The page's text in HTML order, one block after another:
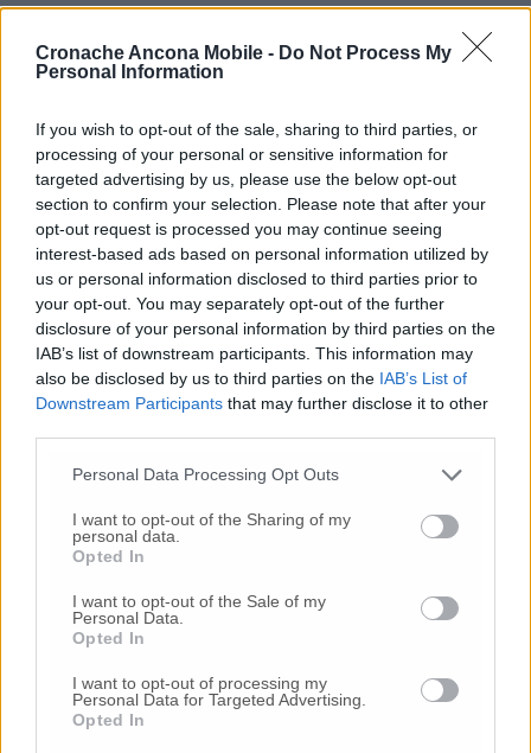
Cronache Ancona Mobile - Do Not Process My
Personal Information
If you wish to opt-out of the sale, sharing to third parties, or
processing of your personal or sensitive information for
targeted advertising by us, please use the below opt-out
section to confirm your selection. Please note that after your
opt-out request is processed you may continue seeing
interest-based ads based on personal information utilized by
us or personal information disclosed to third parties prior to
your opt-out. You may separately opt-out of the further
disclosure of your personal information by third parties on the
IAB’s list of downstream participants. This information may
also be disclosed by us to third parties on the IAB’s List of
Downstream Participants that may further disclose it to other
Personal Data Processing Opt Outs
I want to opt-out of the Sharing of my
personal data.
Opted In
I want to opt-out of the Sale of my
Personal Data.
Opted In
I want to opt-out of processing my
Personal Data for Targeted Advertising.
Opted In
arbusti lungo tutta Via Giovanni XXIII, Piazza
del Senato e zona Duomo riaprendo il
panorama verso il porto, la città e tutta la
anche in zona Belvedere Casanova. I lavori di
riqualificazione delle rotatorie e delle aiuole
hanno visto la messa a dimora di piante
resistenti alla siccità come Yucca filifera,
Yucca filamentosa Cordyline australis e
Agave americana, Yucca gloriosa, Yucca
elephantipes, Chamaerops humilis,
Dasylirium longissimum. I tecnici del verde
del Comune di Ancona hanno adottato una
soluzione semplice ma con bassissima
manutenzione e facilmente gestibile.